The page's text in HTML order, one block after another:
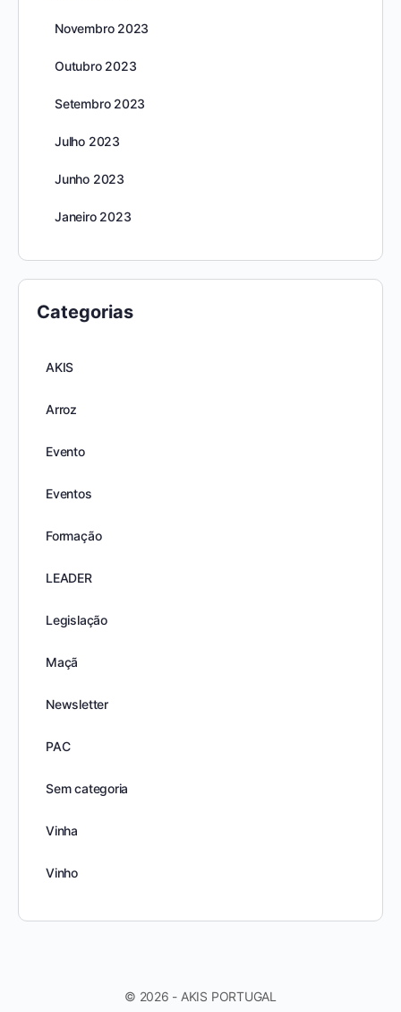
Novembro 2023
Outubro 2023
Setembro 2023
Julho 2023
Junho 2023
Janeiro 2023
Categorias
AKIS
Arroz
Evento
Eventos
Formação
LEADER
Legislação
Maçã
Newsletter
PAC
Sem categoria
Vinha
Vinho
© 2026 - AKIS PORTUGAL